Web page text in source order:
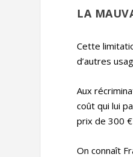
LA
Cette
d’autres
Aux
coût qui lui
prix de 300
On connaît